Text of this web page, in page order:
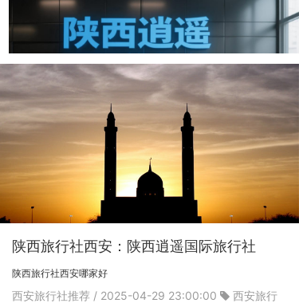
陕西旅行社西安：陕西逍遥国际旅行社
陕西旅行社西安哪家好
西安旅行社推荐 / 2025-04-29 23:00:00
西安旅行